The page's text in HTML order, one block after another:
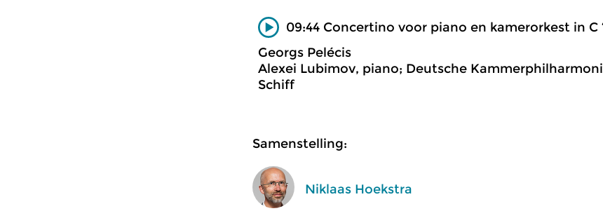
09:44 Concertino voor piano en kamerorkest in C
Georgs Pelécis
Alexei Lubimov, piano; Deutsche
Schiff
Samenstelling:
Niklaas Hoekstra